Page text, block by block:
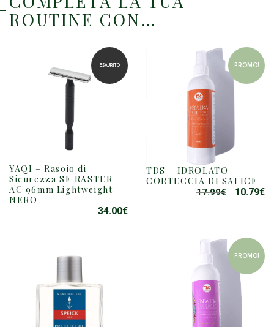
ROUTINE CON…
ESAURITO
YAQI – Rasoio di
Sicurezza SE RASTER
AC 96mm Lightweight
NERO
34.00€
PROMO!
TDS – IDROLATO
CORTECCIA DI SALICE
17.99€
IL
17.99€.
10.79€IL
PROMO!